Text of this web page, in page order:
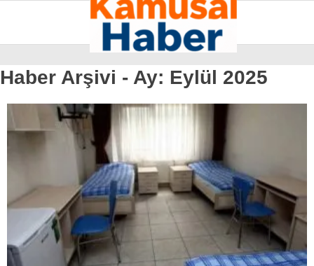
Instagram
Youtube
KAMU HABER
PERSONEL İLAN
SAĞLIK
TEKNOLOJI
Haber Arşivi - Ay: Eylül 2025